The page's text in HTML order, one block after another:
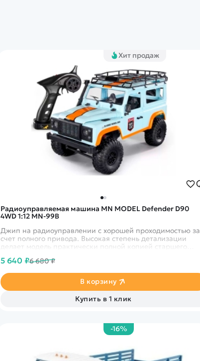
Хит продаж
Радиоуправляемая машина MN MODEL Defender D90
4WD 1:12 MN-99B
Джип на радиоуправлении с хорошей проходимостью за
счет полного привода. Высокая степень детализации
делает модель практически полной копией старшего
Установлены фары. В данной комплектации модель
5 640 ₽6 680 ₽
В корзину
Купить в 1 клик
-16%